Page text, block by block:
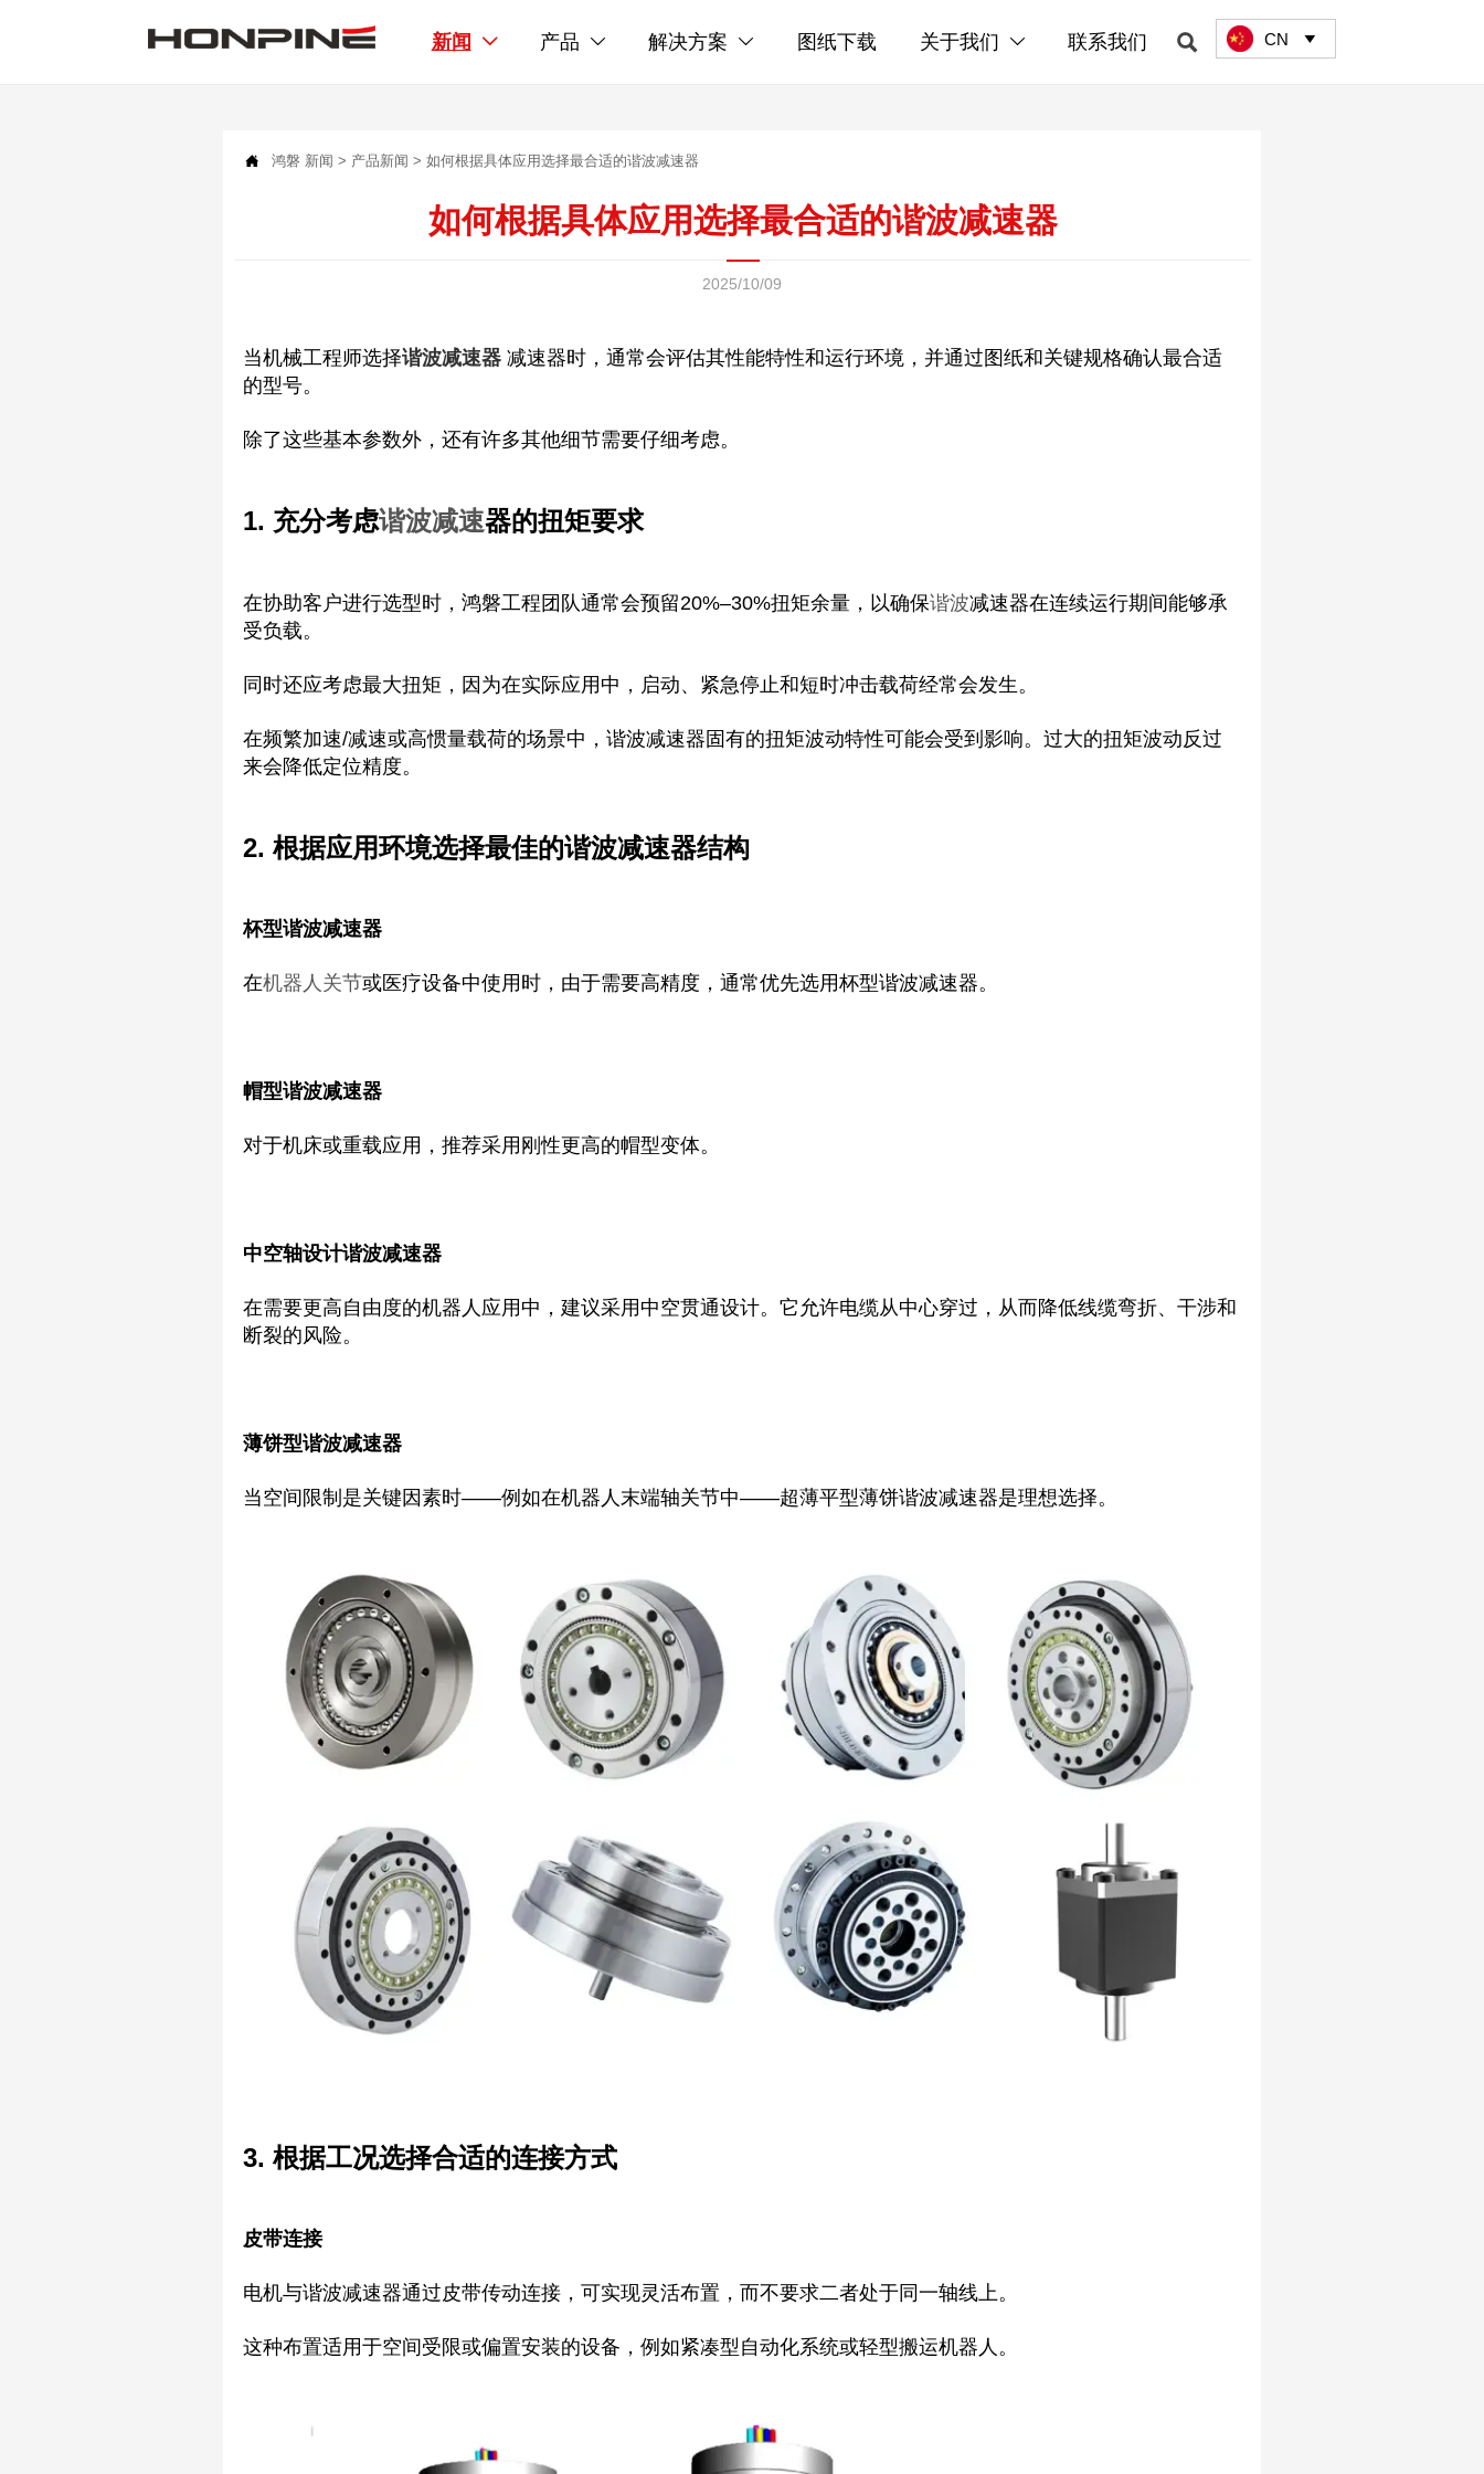
新闻  产品  解决方案  图纸下载 关于我们  联系我们  CN 
 鸿磐 新闻 > 产品新闻 > 如何根据具体应用选择最合适的谐波减速器
如何根据具体应用选择最合适的谐波减速器
2025/10/09
当机械工程师选择谐波减速器 减速器时，通常会评估其性能特性和运行环境，并通过图纸和关键规格确认最合适
的型号。
除了这些基本参数外，还有许多其他细节需要仔细考虑。
1. 充分考虑谐波减速器的扭矩要求
在协助客户进行选型时，鸿磐工程团队通常会预留20%–30%扭矩余量，以确保谐波减速器在连续运行期间能够承
受负载。
同时还应考虑最大扭矩，因为在实际应用中，启动、紧急停止和短时冲击载荷经常会发生。
在频繁加速/减速或高惯量载荷的场景中，谐波减速器固有的扭矩波动特性可能会受到影响。过大的扭矩波动反过
来会降低定位精度。
2. 根据应用环境选择最佳的谐波减速器结构
杯型谐波减速器
在机器人关节或医疗设备中使用时，由于需要高精度，通常优先选用杯型谐波减速器。
帽型谐波减速器
对于机床或重载应用，推荐采用刚性更高的帽型变体。
中空轴设计谐波减速器
在需要更高自由度的机器人应用中，建议采用中空贯通设计。它允许电缆从中心穿过，从而降低线缆弯折、干涉和
断裂的风险。
薄饼型谐波减速器
当空间限制是关键因素时——例如在机器人末端轴关节中——超薄平型薄饼谐波减速器是理想选择。
3. 根据工况选择合适的连接方式
皮带连接
电机与谐波减速器通过皮带传动连接，可实现灵活布置，而不要求二者处于同一轴线上。
这种布置适用于空间受限或偏置安装的设备，例如紧凑型自动化系统或轻型搬运机器人。